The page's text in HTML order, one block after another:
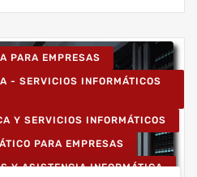
PARA EMPRESAS
- SERVICIOS INFORMÁTICOS
Y SERVICIOS INFORMÁTICOS
PARA EMPRESAS
Y ASISTENCIA INFORMÁTICA